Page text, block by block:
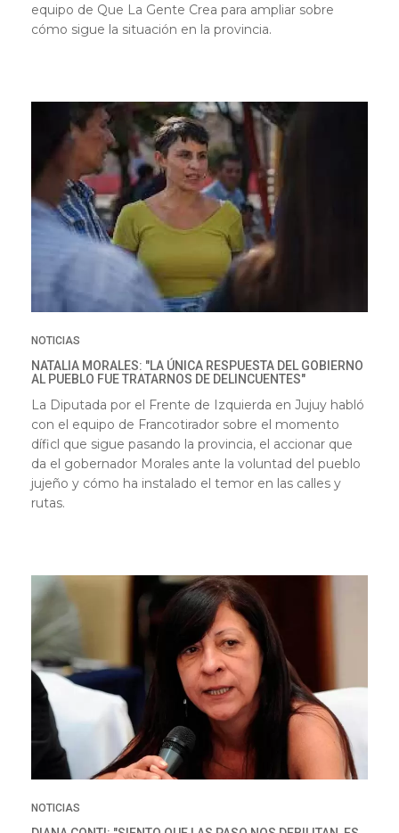
equipo de Que La Gente Crea para ampliar sobre
cómo sigue la situación en la provincia.
NOTICIAS
NATALIA MORALES: "LA ÚNICA RESPUESTA DEL GOBIERNO
AL PUEBLO FUE TRATARNOS DE DELINCUENTES"
La Diputada por el Frente de Izquierda en Jujuy habló
con el equipo de Francotirador sobre el momento
díficl que sigue pasando la provincia, el accionar que
da el gobernador Morales ante la voluntad del pueblo
jujeño y cómo ha instalado el temor en las calles y
rutas.
NOTICIAS